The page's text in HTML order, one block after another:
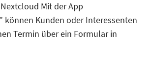
Mit der App
können Kunden oder Interessenten
Termin über ein Formular in